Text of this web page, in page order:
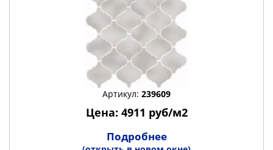
Артикул: 239609
Цена: 4911 руб/м2
Подробнее